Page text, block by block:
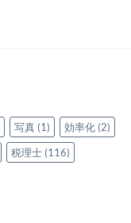
写真 (1) 効率化 (2)
税理士 (116)